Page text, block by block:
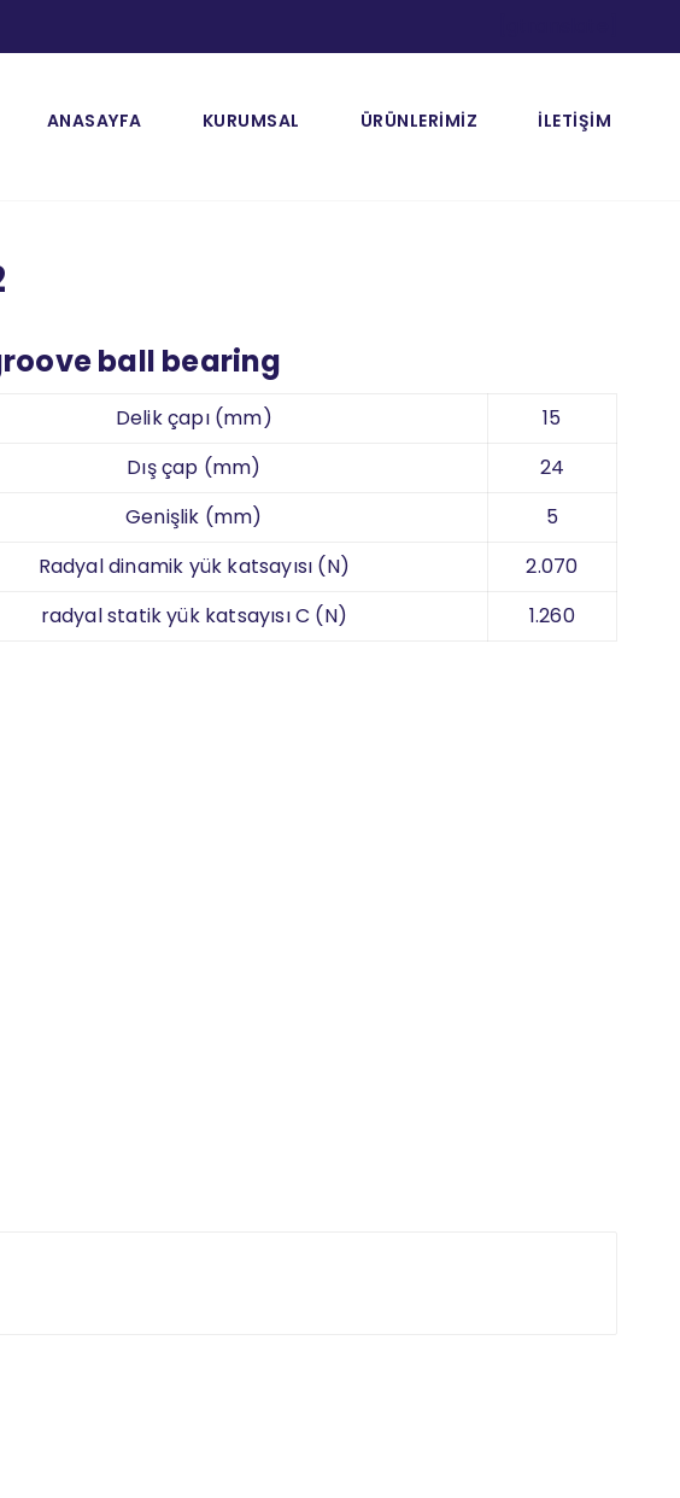
ANASAYFA KURUMSAL ÜRÜNLERİMİZ İLETİŞİM
ball bearing
Delik çapı (mm)
15
Dış çap (mm)
24
Genişlik (mm)
5
Radyal dinamik yük katsayısı (N)
2.070
radyal statik yük katsayısı C (N)
1.260